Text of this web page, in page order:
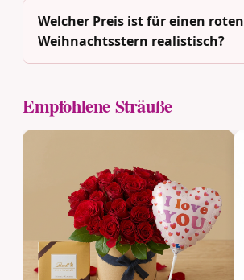
Welcher Preis ist für einen roten
Weihnachtsstern realistisch?
Empfohlene Sträuße